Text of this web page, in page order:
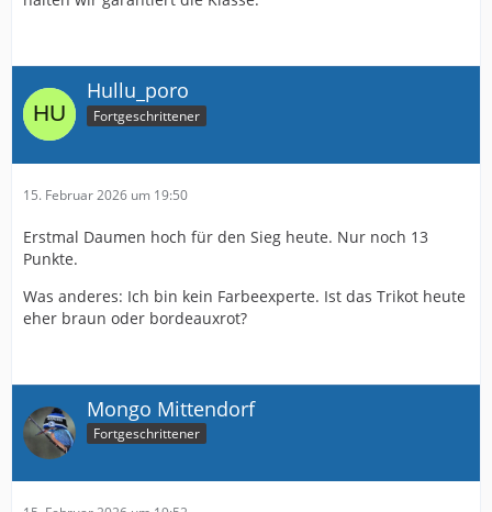
Hullu_poro
Fortgeschrittener
15. Februar 2026 um 19:50
Erstmal Daumen hoch für den Sieg heute. Nur noch 13
Punkte.
Was anderes: Ich bin kein Farbeexperte. Ist das Trikot heute
eher braun oder bordeauxrot?
Mongo Mittendorf
Fortgeschrittener